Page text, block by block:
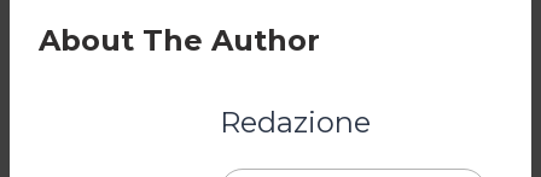
About The Author
Redazione